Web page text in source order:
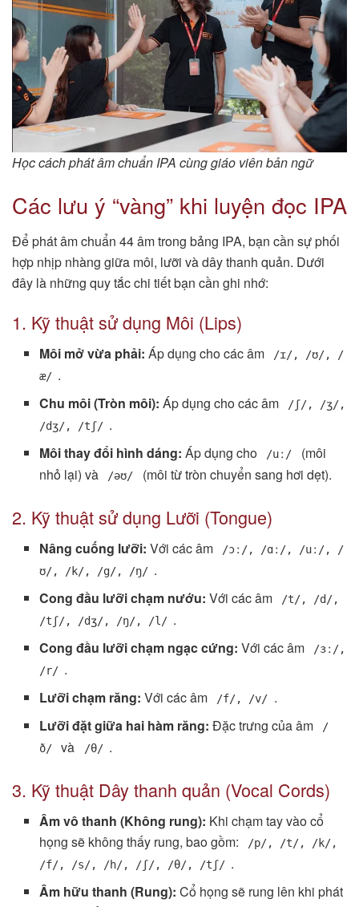
Học cách phát âm chuẩn IPA cùng giáo viên bản ngữ
Các lưu ý “vàng” khi luyện đọc IPA
Để phát âm chuẩn 44 âm trong bảng IPA, bạn cần sự phối
hợp nhịp nhàng giữa môi, lưỡi và dây thanh quản. Dưới
đây là những quy tắc chi tiết bạn cần ghi nhớ:
1. Kỹ thuật sử dụng Môi (Lips)
Môi mở vừa phải: Áp dụng cho các âm
/ɪ/, /ʊ/, /
æ/ .
Chu môi (Tròn môi): Áp dụng cho các âm
/ʃ/, /ʒ/,
/dʒ/, /tʃ/ .
Môi thay đổi hình dáng: Áp dụng cho /uː/
(môi
nhỏ lại) và
/əʊ/ (môi từ tròn chuyển sang hơi dẹt).
2. Kỹ thuật sử dụng Lưỡi (Tongue)
Nâng cuống lưỡi: Với các âm
/ɔː/, /ɑː/, /uː/, /
ʊ/, /k/, /g/, /ŋ/ .
Cong đầu lưỡi chạm nướu: Với các âm
/t/, /d/,
/tʃ/, /dʒ/, /ŋ/, /l/ .
Cong đầu lưỡi chạm ngạc cứng: Với các âm
/ɜː/,
/r/ .
Lưỡi chạm răng: Với các âm /f/, /v/ .
Lưỡi đặt giữa hai hàm răng: Đặc trưng của âm
/
ð/
và /θ/ .
3. Kỹ thuật Dây thanh quản (Vocal Cords)
Âm vô thanh (Không rung): Khi chạm tay vào cổ
họng sẽ không thấy rung, bao gồm:
/p/, /t/, /k/,
/f/, /s/, /h/, /ʃ/, /θ/, /tʃ/ .
Âm hữu thanh (Rung): Cổ họng sẽ rung lên khi phát